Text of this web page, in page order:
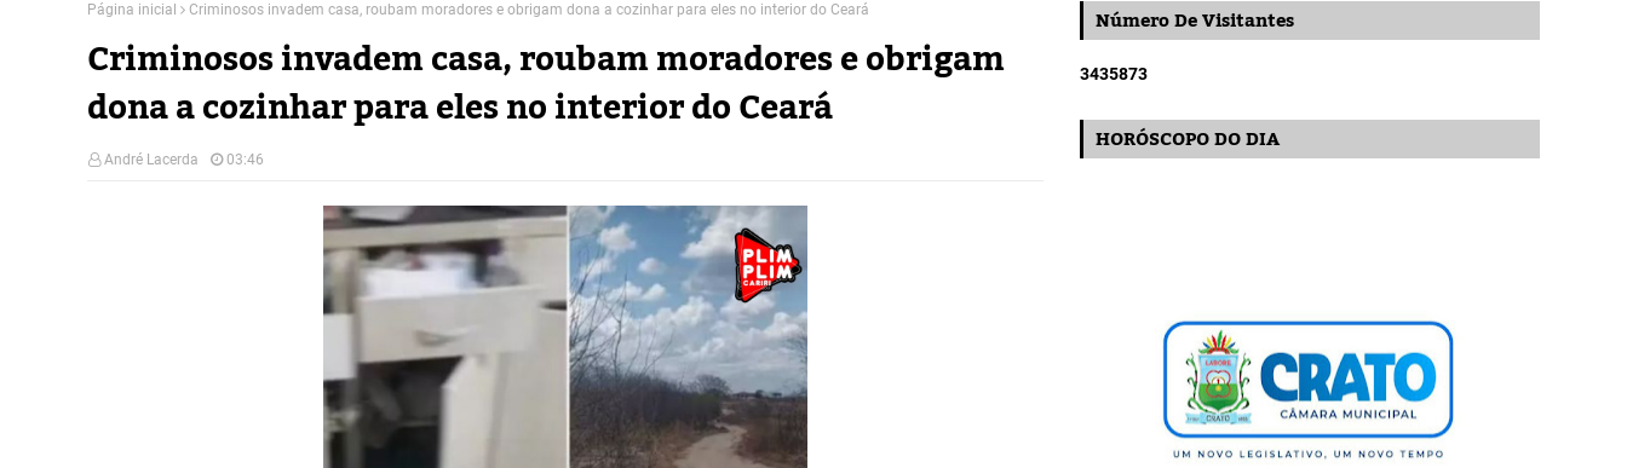
Página inicial Criminosos invadem casa, roubam moradores e obrigam dona a cozinhar para eles no interior do Ceará
Criminosos invadem casa, roubam moradores e obrigam
dona a cozinhar para eles no interior do Ceará
André Lacerda 03:46
Número De Visitantes
3435873
HORÓSCOPO DO DIA